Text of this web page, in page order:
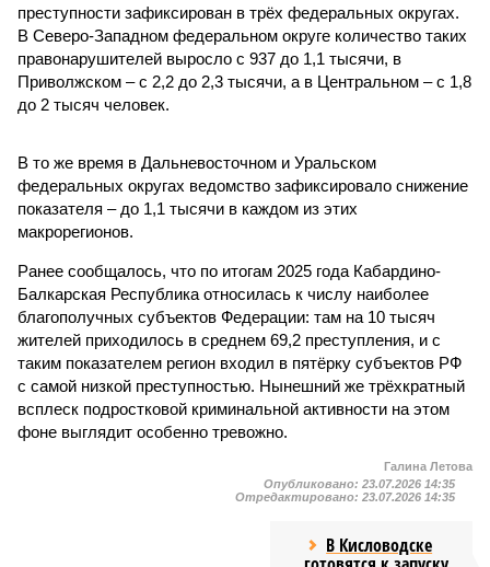
преступности зафиксирован в трёх федеральных округах.
В Северо-Западном федеральном округе количество таких
правонарушителей выросло с 937 до 1,1 тысячи, в
Приволжском – с 2,2 до 2,3 тысячи, а в Центральном – с 1,8
до 2 тысяч человек.
В то же время в Дальневосточном и Уральском
федеральных округах ведомство зафиксировало снижение
показателя – до 1,1 тысячи в каждом из этих
макрорегионов.
Ранее сообщалось, что по итогам 2025 года Кабардино-
Балкарская Республика относилась к числу наиболее
благополучных субъектов Федерации: там на 10 тысяч
жителей приходилось в среднем 69,2 преступления, и с
таким показателем регион входил в пятёрку субъектов РФ
с самой низкой преступностью. Нынешний же трёхкратный
всплеск подростковой криминальной активности на этом
фоне выглядит особенно тревожно.
Галина Летова
Опубликовано: 23.07.2026 14:35
Отредактировано: 23.07.2026 14:35
В Кисловодске